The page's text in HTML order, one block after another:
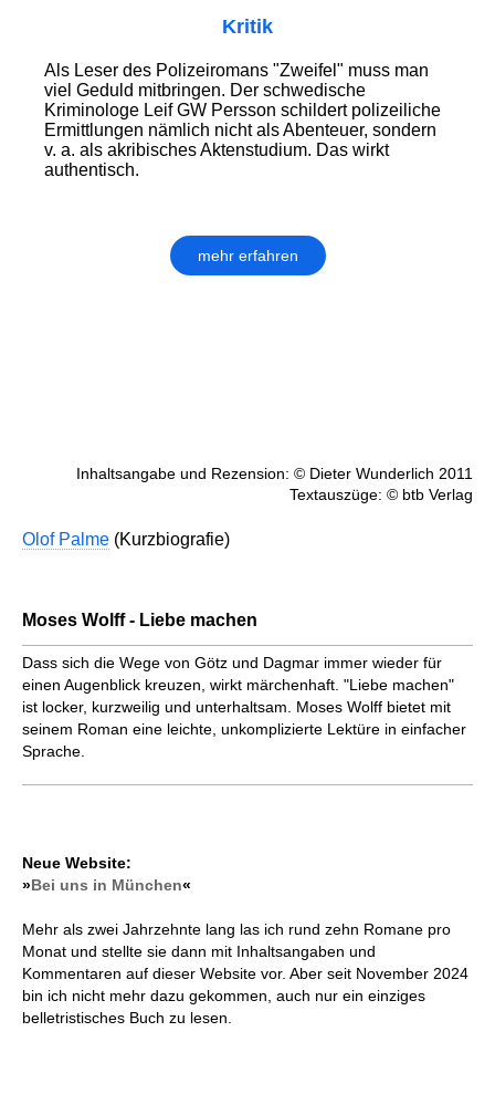
Kritik
Als Leser des Polizeiromans "Zweifel" muss man
viel Geduld mitbringen. Der schwedische
Kriminologe Leif GW Persson schildert polizeiliche
Ermittlungen nämlich nicht als Abenteuer, sondern
v. a. als akribisches Aktenstudium. Das wirkt
authentisch.
mehr erfahren
Inhaltsangabe und Rezension: © Dieter Wunderlich 2011
Textauszüge: © btb Verlag
Olof Palme (Kurzbiografie)
Moses Wolff - Liebe machen
Dass sich die Wege von Götz und Dagmar immer wieder für
einen Augenblick kreuzen, wirkt märchenhaft. "Liebe machen"
ist locker, kurzweilig und unterhaltsam. Moses Wolff bietet mit
seinem Roman eine leichte, unkomplizierte Lektüre in einfacher
Sprache.
Neue Website:
»Bei uns in München«
Mehr als zwei Jahrzehnte lang las ich rund zehn Romane pro
Monat und stellte sie dann mit Inhaltsangaben und
Kommentaren auf dieser Website vor. Aber seit November 2024
bin ich nicht mehr dazu gekommen, auch nur ein einziges
belletristisches Buch zu lesen.